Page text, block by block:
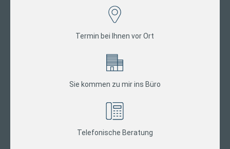
Termin bei Ihnen vor Ort
Sie kommen zu mir ins Büro
Telefonische Beratung